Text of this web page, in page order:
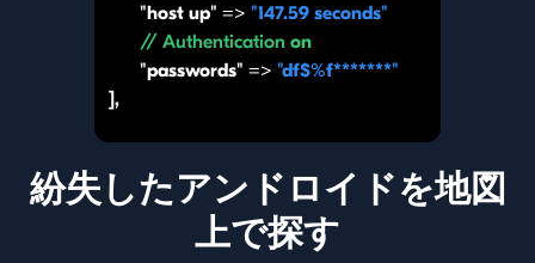
"host up" => "147.59 seconds"
// Authentication on
"passwords" => "df$%f*******"
],
紛失したアンドロイドを地図
上で探す